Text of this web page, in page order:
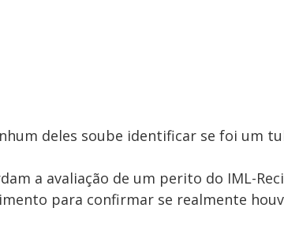
deles soube identificar se foi um
a avaliação de um perito do IML-
para confirmar se realmente